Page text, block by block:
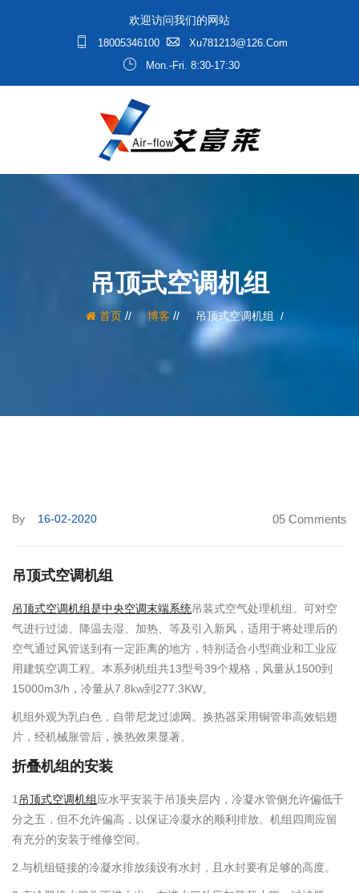
欢迎访问我们的网站
18005346100
Xu781213@126.com
Mon.-Fri. 8:30-17:30
吊顶式空调机组
首页/ 博客 / 吊顶式空调机组
By 16-02-2020 05 Comments
吊顶式空调机组
吊顶式空调机组是中央空调末端系统吊装式空气处理机组。可对空
气进行过滤、降温去湿、加热、等及引入新风，适用于将处理后的
空气通过风管送到有一定距离的地方，特别适合小型商业和工业应
用建筑空调工程。本系列机组共13型号39个规格，风量从1500到
15000m3/h，冷量从7.8kw到277.3KW。
机组外观为乳白色，自带尼龙过滤网。换热器采用铜管串高效铝翅
片，经机械胀管后，换热效果显著。
折叠机组的安装
1 吊顶式空调机组应水平安装于吊顶夹层内，冷凝水管侧允许偏低千
分之五，但不允许偏高，以保证冷凝水的顺利排放。机组四周应留
有充分的安装于维修空间。
2.与机组链接的冷凝水排放须设有水封，且水封要有足够的高度。